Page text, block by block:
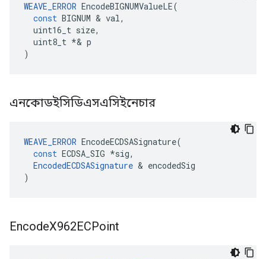
WEAVE_ERROR EncodeBIGNUMValueLE(
const BIGNUM & val,
uint16_t size,
uint8_t *& p
)
এনকোডইসিডিএসএসিইনেচার
WEAVE_ERROR EncodeECDSASignature(
const ECDSA_SIG *sig,
EncodedECDSASignature & encodedSig
)
EncodeX962ECPoint